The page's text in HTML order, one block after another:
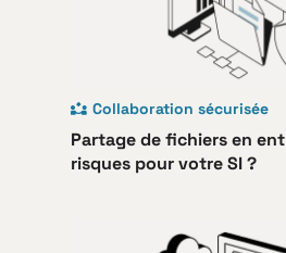
Collaboration sécurisée
Partage de fichiers en
risques pour votre SI ?